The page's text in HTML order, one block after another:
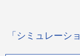
「シミュレーシ